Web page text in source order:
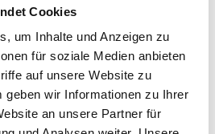
Cookies
um Inhalte und Anzeigen zu
für soziale Medien anbieten
auf unsere Website zu
geben wir Informationen zu Ihrer
an unsere Partner für